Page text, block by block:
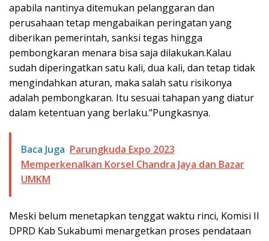
apabila nantinya ditemukan pelanggaran dan
perusahaan tetap mengabaikan peringatan yang
diberikan pemerintah, sanksi tegas hingga
pembongkaran menara bisa saja dilakukan.Kalau
sudah diperingatkan satu kali, dua kali, dan tetap tidak
mengindahkan aturan, maka salah satu risikonya
adalah pembongkaran. Itu sesuai tahapan yang diatur
dalam ketentuan yang berlaku.”Pungkasnya.
Baca Juga Parungkuda Expo 2023
Memperkenalkan Korsel Chandra Jaya dan Bazar
UMKM
Meski belum menetapkan tenggat waktu rinci, Komisi II
DPRD Kab Sukabumi menargetkan proses pendataan